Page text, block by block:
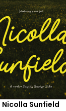
Nicolla Sunfield